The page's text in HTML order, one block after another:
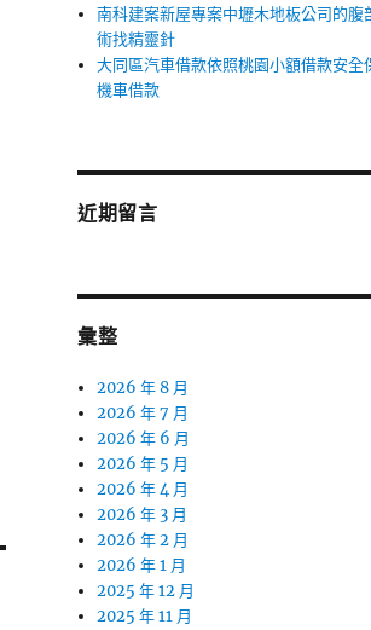
南科建案新屋專案中壢木地板公司的腹
術找精靈針
大同區汽車借款依照桃園小額借款安全
機車借款
近期留言
彙整
2026 年 8 月
2026 年 7 月
2026 年 6 月
2026 年 5 月
2026 年 4 月
2026 年 3 月
2026 年 2 月
2026 年 1 月
2025 年 12 月
2025 年 11 月